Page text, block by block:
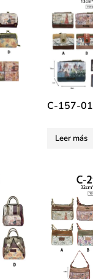
C-157-01
Leer más